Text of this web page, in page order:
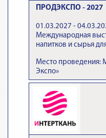
ПРОДЭКСПО - 2027
01.03.2027 -
Международная
напитков и сырья
Место проведения:
Экспо»